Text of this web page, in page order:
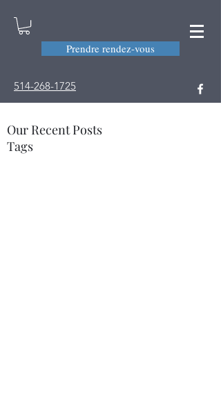
Prendre rendez-vous
514-268-1725
Our Recent Posts
Tags